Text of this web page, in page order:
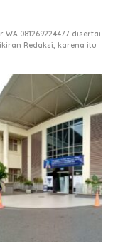
081269224477 disertai
Redaksi, karena itu